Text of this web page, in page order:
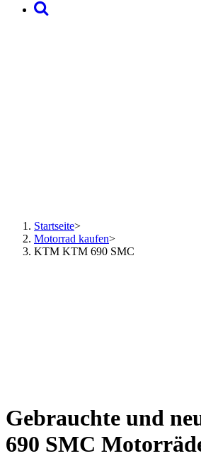
Startseite>
Motorrad kaufen>
KTM KTM 690 SMC
Gebrauchte und
690 SMC